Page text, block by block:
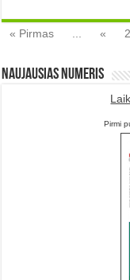
« Pirmas « 2
Naujausias numeris
Pirmi